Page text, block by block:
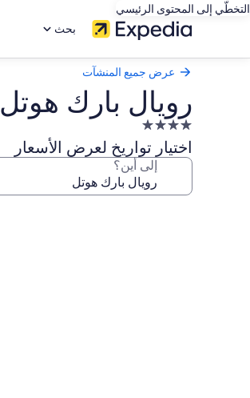
التخطّي إلى المحتوى الرئيسي
بحث
عرض جميع المنشآت
رويال بارك هوتل
منشأة
فندقية
مصنفة
4.0
اختيار تواريخ لعرض الأسعار
إلى أين؟